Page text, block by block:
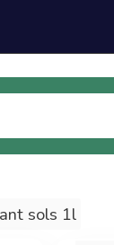
La
d'achat
e-
d'achat ont
par
sols 1l